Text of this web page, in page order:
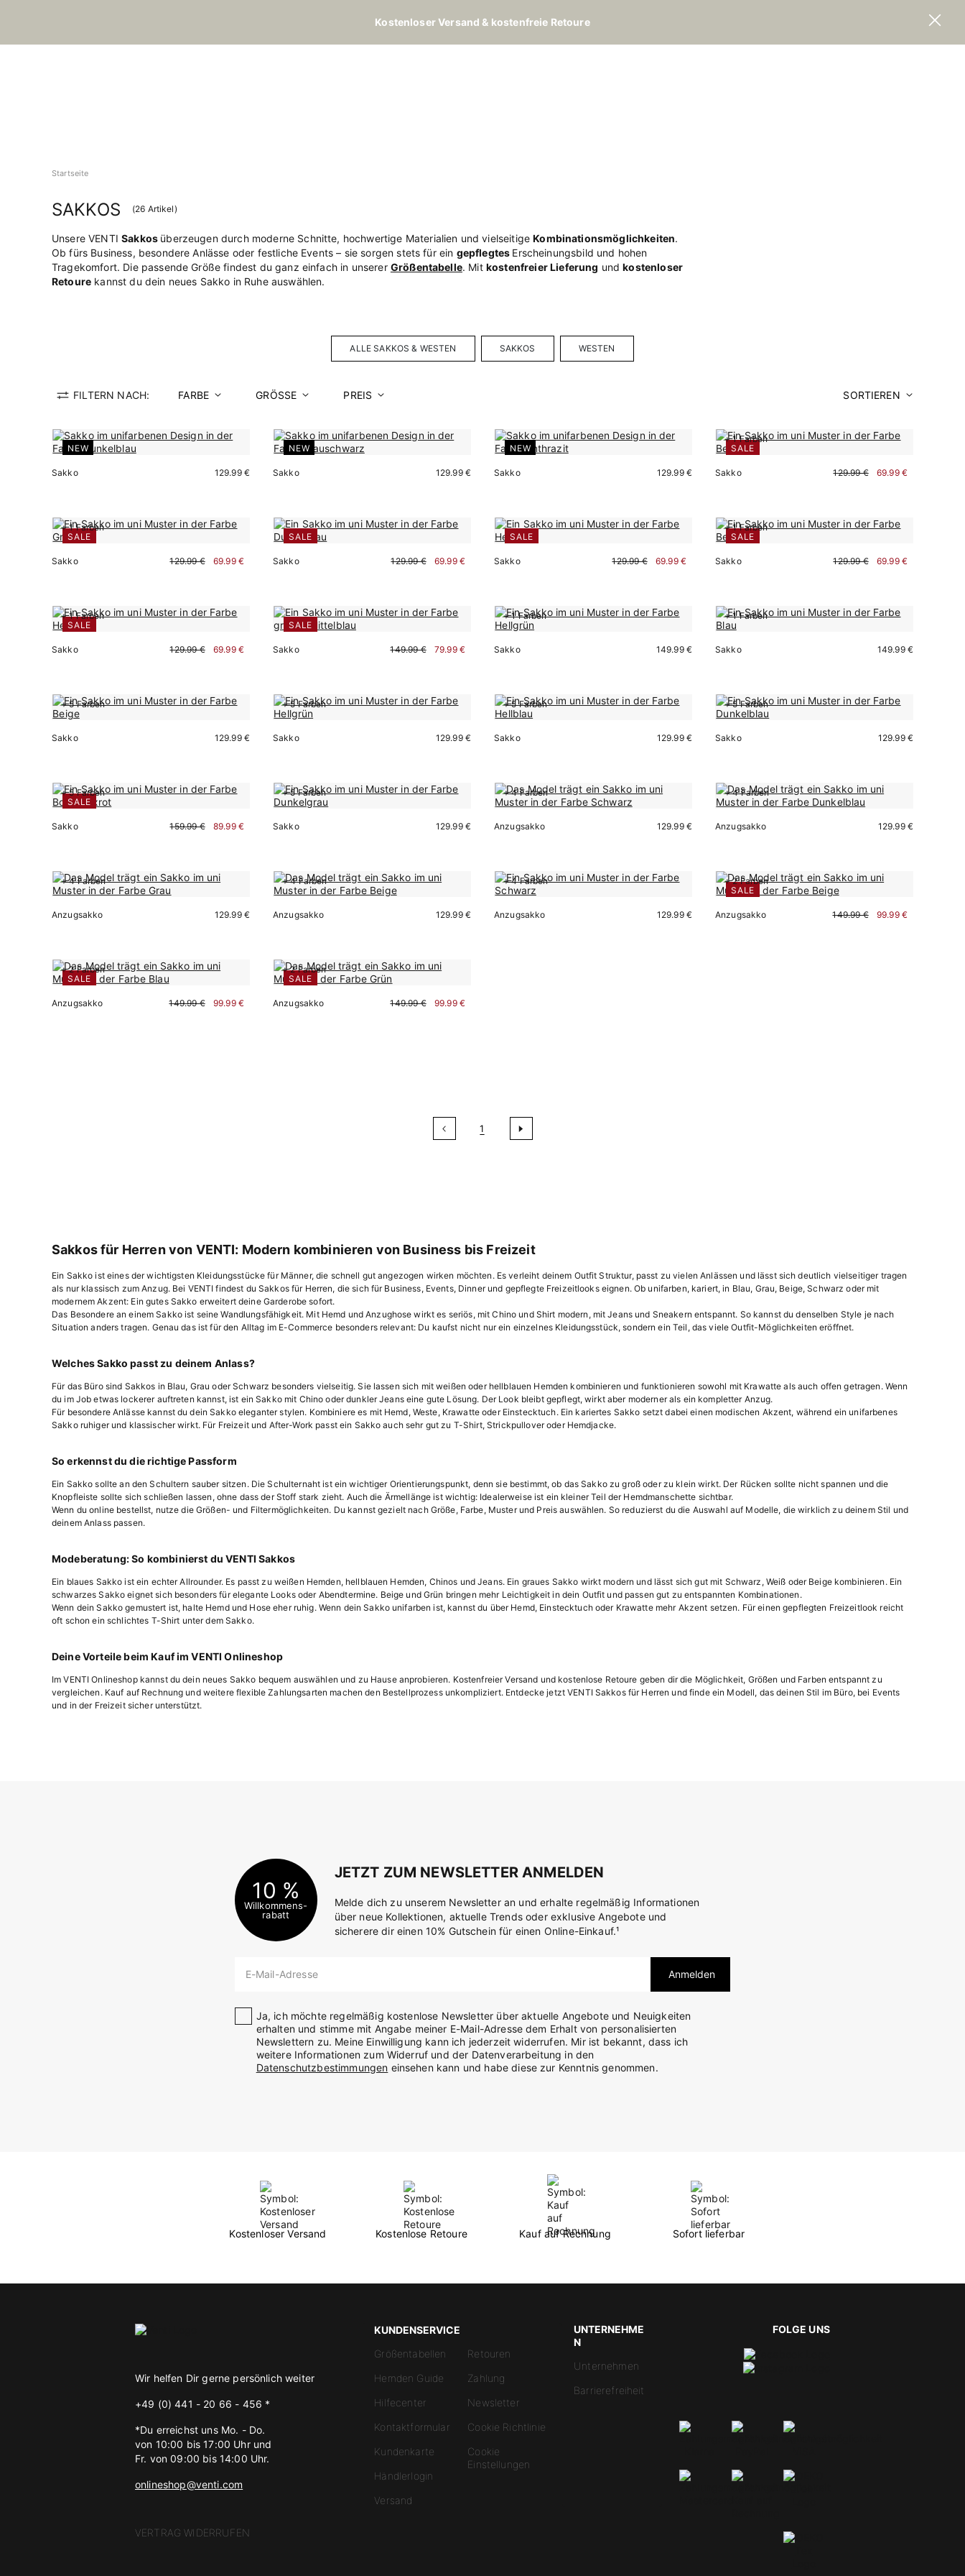
Kostenloser Versand & kostenfreie Retoure
Startseite
SAKKOS (26 Artikel)
Unsere VENTISakkos überzeugen durch moderne Schnitte, hochwertige Materialien und vielseitigeKombinationsmöglichkeiten.
Ob fürs Business, besondere Anlässe oder festliche Events – sie sorgen stets für ein gepflegtes Erscheinungsbild und hohen
Tragekomfort. Die passende Größe findest du ganz einfach in unserer Größentabelle. Mit kostenfreier Lieferung undkostenloser
Retoure kannst du dein neues Sakko in Ruhe auswählen.
ALLE SAKKOS & WESTEN SAKKOS WESTEN
FILTERN NACH: FARBE GRÖSSE PREIS SORTIEREN
NEW
Sakko 129.99 €
NEW
Sakko 129.99 €
NEW
Sakko 129.99 €
SALE
+ 1 Farben
Sakko 129.99 € 69.99 €
SALE
+ 1 Farben
Sakko 129.99 € 69.99 €
SALE
Sakko 129.99 € 69.99 €
SALE
Sakko 129.99 € 69.99 €
SALE
+ 1 Farben
Sakko 129.99 € 69.99 €
SALE
+ 1 Farben
Sakko 129.99 € 69.99 €
SALE
Sakko 149.99 € 79.99 €
+ 1 Farben
Sakko 149.99 €
+ 1 Farben
Sakko 149.99 €
+ 5 Farben
Sofort kaufen
Sakko 129.99 €
+ 5 Farben
Sofort kaufen
Sakko 129.99 €
+ 5 Farben
Sofort kaufen
Sakko 129.99 €
+ 5 Farben
Sofort kaufen
Sakko 129.99 €
SALE
+ 5 Farben
Sofort kaufen
Sakko 159.99 € 89.99 €
+ 5 Farben
Sofort kaufen
Sakko 129.99 €
+ 4 Farben
Sofort kaufen
Anzugsakko 129.99 €
+ 4 Farben
Sofort kaufen
Anzugsakko 129.99 €
+ 4 Farben
Sofort kaufen
Anzugsakko 129.99 €
+ 4 Farben
Sofort kaufen
Anzugsakko 129.99 €
+ 4 Farben
Anzugsakko 129.99 €
SALE
+ 2 Farben
Anzugsakko 149.99 € 99.99 €
SALE
+ 2 Farben
Anzugsakko 149.99 € 99.99 €
SALE
+ 2 Farben
Anzugsakko 149.99 € 99.99 €
1
Sakkos für Herren von VENTI: Modern kombinieren von Business bis Freizeit
Ein Sakko ist eines der wichtigsten Kleidungsstücke für Männer, die schnell gut angezogen wirken möchten. Es verleiht deinem Outfit Struktur, passt zu vielen Anlässen und lässt sich deutlich vielseitiger tragen
als nur klassisch zum Anzug. Bei VENTI findest du Sakkos für Herren, die sich für Business, Events, Dinner und gepflegte Freizeitlooks eignen. Ob unifarben, kariert, in Blau, Grau, Beige, Schwarz oder mit
modernem Akzent: Ein gutes Sakko erweitert deine Garderobe sofort.
Das Besondere an einem Sakko ist seine Wandlungsfähigkeit. Mit Hemd und Anzughose wirkt es seriös, mit Chino und Shirt modern, mit Jeans und Sneakern entspannt. So kannst du denselben Style je nach
Situation anders tragen. Genau das ist für den Alltag im E-Commerce besonders relevant: Du kaufst nicht nur ein einzelnes Kleidungsstück, sondern ein Teil, das viele Outfit-Möglichkeiten eröffnet.
Welches Sakko passt zu deinem Anlass?
Für das Büro sind Sakkos in Blau, Grau oder Schwarz besonders vielseitig. Sie lassen sich mit weißen oder hellblauen Hemden kombinieren und funktionieren sowohl mit Krawatte als auch offen getragen. Wenn
du im Job etwas lockerer auftreten kannst, ist ein Sakko mit Chino oder dunkler Jeans eine gute Lösung. Der Look bleibt gepflegt, wirkt aber moderner als ein kompletter Anzug.
Für besondere Anlässe kannst du dein Sakko eleganter stylen. Kombiniere es mit Hemd, Weste, Krawatte oder Einstecktuch. Ein kariertes Sakko setzt dabei einen modischen Akzent, während ein unifarbenes
Sakko ruhiger und klassischer wirkt. Für Freizeit und After-Work passt ein Sakko auch sehr gut zu T-Shirt, Strickpullover oder Hemdjacke.
So erkennst du die richtige Passform
Ein Sakko sollte an den Schultern sauber sitzen. Die Schulternaht ist ein wichtiger Orientierungspunkt, denn sie bestimmt, ob das Sakko zu groß oder zu klein wirkt. Der Rücken sollte nicht spannen und die
Knopfleiste sollte sich schließen lassen, ohne dass der Stoff stark zieht. Auch die Ärmellänge ist wichtig: Idealerweise ist ein kleiner Teil der Hemdmanschette sichtbar.
Wenn du online bestellst, nutze die Größen- und Filtermöglichkeiten. Du kannst gezielt nach Größe, Farbe, Muster und Preis auswählen. So reduzierst du die Auswahl auf Modelle, die wirklich zu deinem Stil und
deinem Anlass passen.
Modeberatung: So kombinierst du VENTI Sakkos
Ein blaues Sakko ist ein echter Allrounder. Es passt zu weißen Hemden, hellblauen Hemden, Chinos und Jeans. Ein graues Sakko wirkt modern und lässt sich gut mit Schwarz, Weiß oder Beige kombinieren. Ein
schwarzes Sakko eignet sich besonders für elegante Looks oder Abendtermine. Beige und Grün bringen mehr Leichtigkeit in dein Outfit und passen gut zu entspannten Kombinationen.
Wenn dein Sakko gemustert ist, halte Hemd und Hose eher ruhig. Wenn dein Sakko unifarben ist, kannst du über Hemd, Einstecktuch oder Krawatte mehr Akzent setzen. Für einen gepflegten Freizeitlook reicht
oft schon ein schlichtes T-Shirt unter dem Sakko.
Deine Vorteile beim Kauf im VENTI Onlineshop
Im VENTI Onlineshop kannst du dein neues Sakko bequem auswählen und zu Hause anprobieren. Kostenfreier Versand und kostenlose Retoure geben dir die Möglichkeit, Größen und Farben entspannt zu
vergleichen. Kauf auf Rechnung und weitere flexible Zahlungsarten machen den Bestellprozess unkompliziert. Entdecke jetzt VENTI Sakkos für Herren und finde ein Modell, das deinen Stil im Büro, bei Events
und in der Freizeit sicher unterstützt.
10 %
Willkommens-
rabatt
JETZT ZUM NEWSLETTER ANMELDEN
Melde dich zu unserem Newsletter an und erhalte regelmäßig Informationen
über neue Kollektionen, aktuelle Trends oder exklusive Angebote und
sicherere dir einen 10% Gutschein für einen Online-Einkauf.¹
E-Mail-Adresse Anmelden
Ja, ich möchte regelmäßig kostenlose Newsletter über aktuelle Angebote und Neuigkeiten
erhalten und stimme mit Angabe meiner E-Mail-Adresse dem Erhalt von personalisierten
Newslettern zu. Meine Einwilligung kann ich jederzeit widerrufen. Mir ist bekannt, dass ich
weitere Informationen zum Widerruf und der Datenverarbeitung in den
Datenschutzbestimmungen einsehen kann und habe diese zur Kenntnis genommen.
Kostenloser Versand Kostenlose Retoure Kauf auf Rechnung Sofort lieferbar
Wir helfen Dir gerne persönlich weiter
+49 (0) 441 - 20 66 - 456 *
*Du erreichst uns Mo. - Do.
von 10:00 bis 17:00 Uhr und
Fr. von 09:00 bis 14:00 Uhr.
onlineshop@venti.com
VERTRAG WIDERRUFEN
KUNDENSERVICE
Größentabellen
Hemden Guide
Hilfecenter
Kontaktformular
Kundenkarte
Händlerlogin
Versand
Retouren
Zahlung
Newsletter
Cookie Richtlinie
Cookie
Einstellungen
UNTERNEHME
N
Unternehmen
Barrierefreiheit
FOLGE UNS